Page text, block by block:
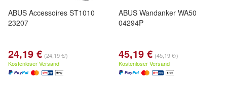
ABUS Accessoires ST1010
23207
24,19 € (24,19 €/)
Kostenloser Versand
ABUS Wandanker WA50
04294P
45,19 € (45,19 €/)
Kostenloser Versand